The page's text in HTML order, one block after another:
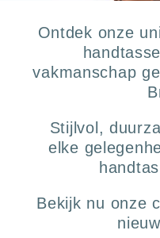
Ontdek onze
vakmanschap
Stijlvol,
elke
Bekijk nu onze